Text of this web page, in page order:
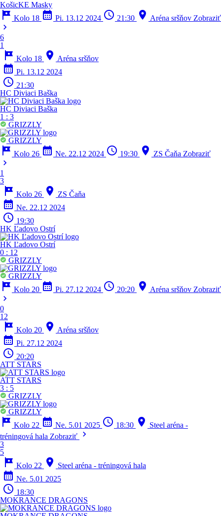
KošicKE Masky
tour Kolo 18 calendar_month Pi. 13.12 2024 schedule 21:30 location_on Aréna sršňov Zobraziť
chevron_right
6
1
tour Kolo 18 location_on Aréna sršňov
calendar_month Pi. 13.12 2024
schedule 21:30
HC Diviaci Baška
HC Diviaci Baška
1 : 3
GRIZZLY
GRIZZLY
tour Kolo 26 calendar_month Ne. 22.12 2024 schedule 19:30 location_on ZS Čaňa Zobraziť
chevron_right
1
3
tour Kolo 26 location_on ZS Čaňa
calendar_month Ne. 22.12 2024
schedule 19:30
HK Ľadovo Ostrí
HK Ľadovo Ostrí
0 : 12
GRIZZLY
GRIZZLY
tour Kolo 20 calendar_month Pi. 27.12 2024 schedule 20:20 location_on Aréna sršňov Zobraziť
chevron_right
0
12
tour Kolo 20 location_on Aréna sršňov
calendar_month Pi. 27.12 2024
schedule 20:20
ATT STARS
ATT STARS
3 : 5
GRIZZLY
GRIZZLY
tour Kolo 22 calendar_month Ne. 5.01 2025 schedule 18:30 location_on Steel aréna -
tréningová hala Zobraziť chevron_right
3
5
tour Kolo 22 location_on Steel aréna - tréningová hala
calendar_month Ne. 5.01 2025
schedule 18:30
MOKRANCE DRAGONS